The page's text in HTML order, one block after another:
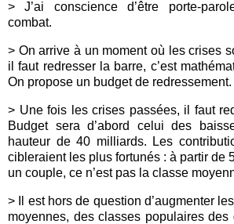
> J’ai conscience d’être porte-
combat.
> On arrive à un moment où les crises
il faut redresser la barre, c’est
On propose un budget de redressement.
> Une fois les crises passées, il faut
Budget sera d’abord celui des
hauteur de 40 milliards. Les
cibleraient les plus fortunés : à partir de
un couple, ce n’est pas la classe
> Il est hors de question d’augmenter
moyennes, des classes populaires des